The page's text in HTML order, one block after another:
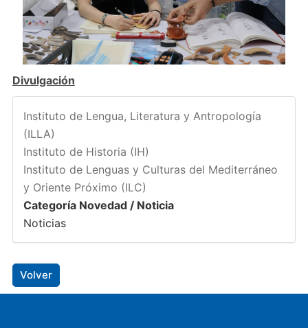
Divulgación
Instituto de Lengua, Literatura y Antropología
(ILLA)
Instituto de Historia (IH)
Instituto de Lenguas y Culturas del Mediterráneo
y Oriente Próximo (ILC)
Categoría Novedad / Noticia
Noticias
Volver